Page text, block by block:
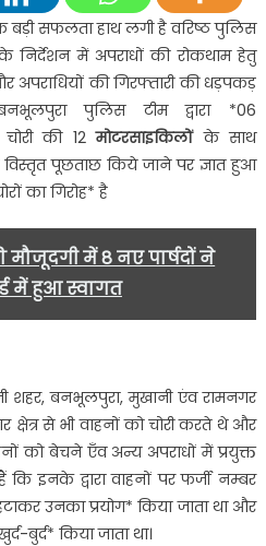
सख्ती,
सघन
चैकिंग
में
शातिर
अंतर्राज्यीय
पर्दाफाश,
सफलता हाथ लगी है वरिष्ठ पुलिस
निर्देशन में अपराधों की रोकथाम हेतु
की गिरफ्तारी की धड़पकड़
पुलिस टीम द्वारा *06
की 12मोटरसाइकिलोंके साथ
पूछताछ किये जाने पर ज्ञात हुआ
का गिरोह* है
मौजूदगी में 8 नए पार्षदों ने
में हुआ स्वागत
शहर, बनभूलपुरा, मुखानी एंव रामनगर
क्षेत्र से भी वाहनों को चोरी करते थे और
को बेचने एँव अन्य अपराधों में प्रयुक्त
इनके द्वारा वाहनों पर फर्जी नम्बर
उनका प्रयोग* किया जाता था और
बुर्द* किया जाता था।